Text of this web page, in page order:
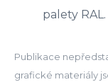
palety RAL.
Publikace
grafické materiály